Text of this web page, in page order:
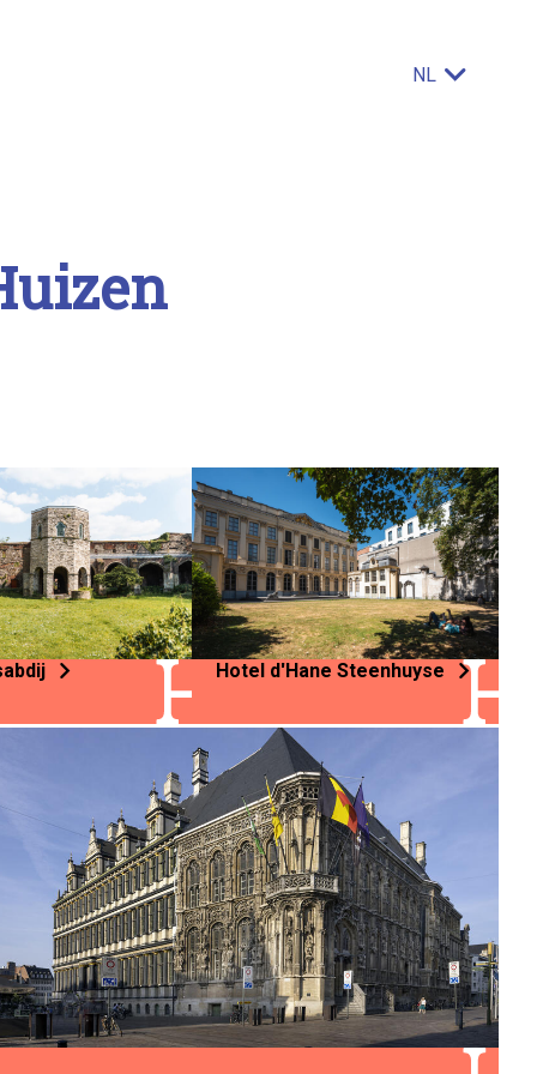
NL
Hotel d'Hane Steenhuyse